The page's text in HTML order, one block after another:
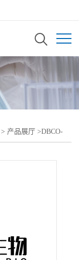
> 产品展厅 >DBCO-